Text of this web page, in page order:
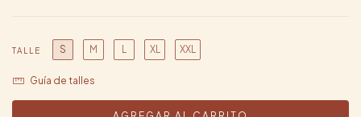
TALLE S M XL XXL
Guía de talles